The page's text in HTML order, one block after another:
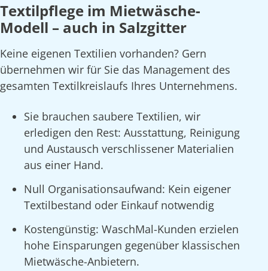
Textilpflege im Mietwäsche-
Modell – auch in Salzgitter
Keine eigenen Textilien vorhanden? Gern
übernehmen wir für Sie das Management des
gesamten Textilkreislaufs Ihres Unternehmens.
Sie brauchen saubere Textilien, wir
erledigen den Rest: Ausstattung, Reinigung
und Austausch verschlissener Materialien
aus einer Hand.
Null Organisationsaufwand: Kein eigener
Textilbestand oder Einkauf notwendig
Kostengünstig: WaschMal-Kunden erzielen
hohe Einsparungen gegenüber klassischen
Mietwäsche-Anbietern.